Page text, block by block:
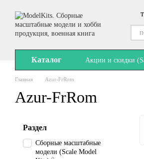
Каталог Акции и скидки
Главная Azur-FrRom
Azur-FrRom
Раздел
Сборные масштабные
модели (Scale Model